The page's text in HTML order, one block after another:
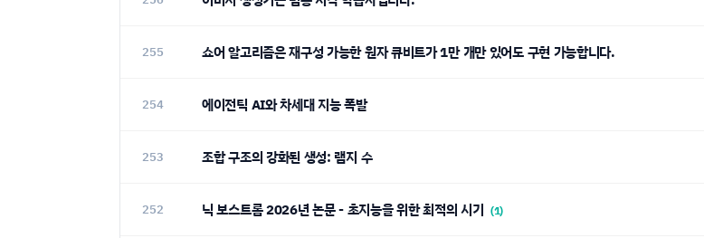
255 쇼어 알고리즘은 재구성 가능한 원자 큐비트가 1만 개만 있어도 구현 가능합니다.
254 에이전틱 AI와 차세대 지능 폭발
253 조합 구조의 강화된 생성: 램지 수
252 닉 보스트롬 2026년 논문 - 초지능을 위한 최적의 시기 (1)